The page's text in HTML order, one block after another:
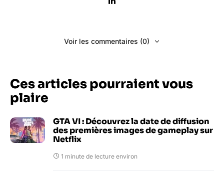
Voir les commentaires (0)
Ces articles pourraient vous
plaire
GTA VI : Découvrez la date de diffusion
des premières images de gameplay sur
Netflix
1 minute de lecture environ